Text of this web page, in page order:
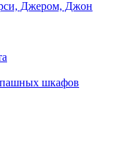
Джером, Джон
шкафов